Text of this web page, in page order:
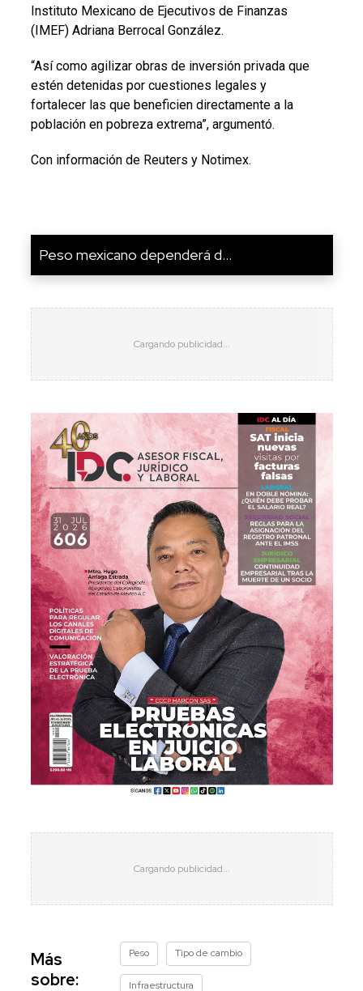
Instituto Mexicano de Ejecutivos de Finanzas
(IMEF) Adriana Berrocal González.
“Así como agilizar obras de inversión privada que
estén detenidas por cuestiones legales y
fortalecer las que beneficien directamente a la
población en pobreza extrema”, argumentó.
Con información de Reuters y Notimex.
Peso mexicano dependerá d...
Más
sobre:
Peso Tipo de cambio
Infraestructura